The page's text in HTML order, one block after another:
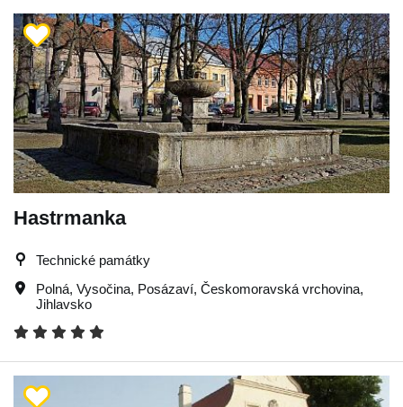
Hastrmanka
Technické památky
Polná, Vysočina, Posázaví, Českomoravská vrchovina,
Jihlavsko